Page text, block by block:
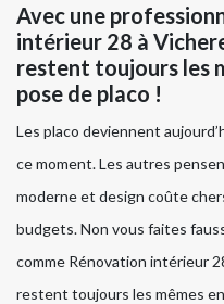
Avec une
intérieur 28 à
restent toujours les
pose de placo !
Les placo deviennent
ce moment. Les autres
moderne et design coûte
budgets. Non vous faites
comme Rénovation intérieur
restent toujours les mêmes